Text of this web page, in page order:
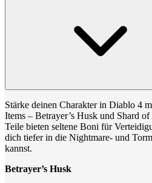
Stärke deinen Charakter in Diablo 4
Items – Betrayer’s Husk und Shard
Teile bieten seltene Boni für
dich tiefer in die Nightmare- und
kannst.
Betrayer’s Husk